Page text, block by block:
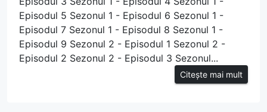
Episodul 5 Sezonul 1 - Episodul 6 Sezonul 1 -
Episodul 7 Sezonul 1 - Episodul 8 Sezonul 1 -
Episodul 9 Sezonul 2 - Episodul 1 Sezonul 2 -
Episodul 2 Sezonul 2 - Episodul 3 Sezonul...
Citește mai mult